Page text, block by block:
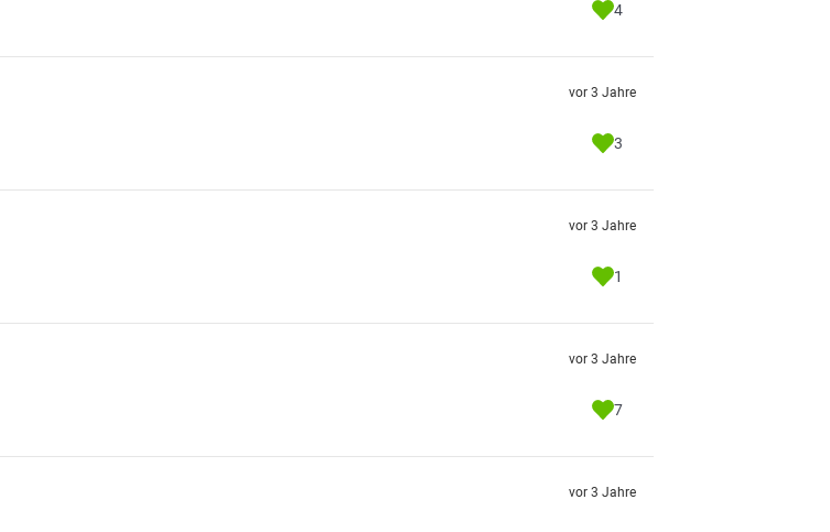
4
vor 3 Jahre
3
vor 3 Jahre
1
vor 3 Jahre
7
vor 3 Jahre